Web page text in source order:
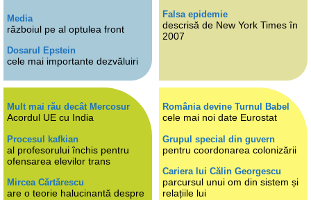
Media
războiul pe al optulea front
Dosarul Epstein
cele mai importante dezvăluiri
Falsa epidemie
descrisă de New York Times în
2007
Mult mai rău decât Mercosur
Acordul UE cu India
Procesul kafkian
al profesorului închis pentru
ofensarea elevilor trans
Mircea Cărtărescu
are o teorie halucinantă despre
România devine Turnul Babel
cele mai noi date Eurostat
Grupul special din guvern
pentru coordonarea colonizării
Cariera lui Călin Georgescu
parcursul unui om din sistem și
relațiile lui